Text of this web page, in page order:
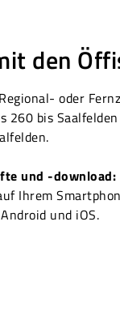
den
oder
260 bis
und -download:
Ihrem
und iOS.